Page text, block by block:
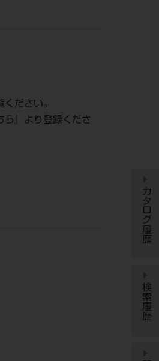
ください。
ら 』より登録くださ
カタログ履歴
検索履歴